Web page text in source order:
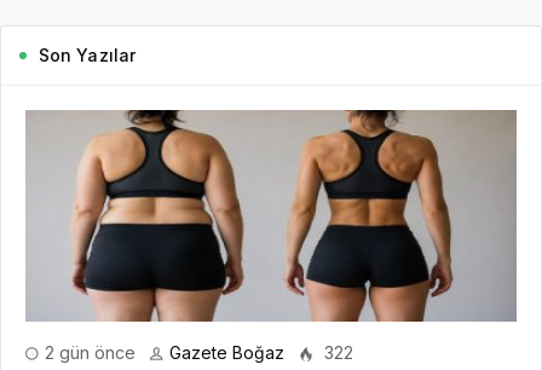
Son Yazılar
2 gün önce Gazete Boğaz 322